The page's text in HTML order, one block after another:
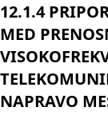
12.1.4
MED
NAPRAVO